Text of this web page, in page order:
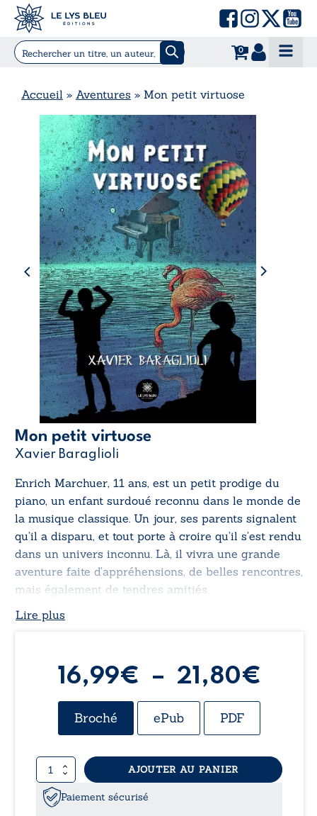
0
Accueil » Aventures » Mon petit virtuose
Mon petit virtuose
Xavier Baraglioli
Enrich Marchuer, 11 ans, est un petit prodige du
piano, un enfant surdoué reconnu dans le monde de
la musique classique. Un jour, ses parents signalent
qu’il a disparu, et tout porte à croire qu’il s’est rendu
dans un univers inconnu. Là, il vivra une grande
aventure faite d’appréhensions, de belles rencontres,
mais également de tendres amitiés.
Lire plus
16,99€ – 21,80€
de
Broché ePub PDF
quantité
de
Mon
petit
AJOUTER AU PANIER
Paiement sécurisé